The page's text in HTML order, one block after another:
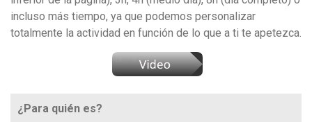
incluso más tiempo, ya que podemos personalizar
totalmente la actividad en función de lo que a ti te apetezca.
¿Para quién es?